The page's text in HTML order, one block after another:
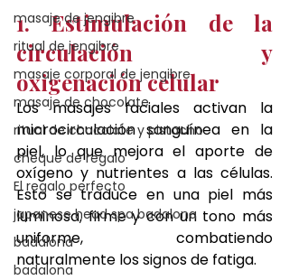
masaje de jengibre
ritual de jengibre
masaje corporal de jengibre
masaje de chocolate
ritual de chocolate y pistacho
cheque de regalo
El regalo perfecto
japanese head spa badalona
badalona
badalona
1. Estimulación de la
circulación y
oxigenación celular
Los masajes faciales activan la
microcirculación sanguínea en la
piel, lo que mejora el aporte de
oxígeno y nutrientes a las células.
Esto se traduce en una piel más
luminosa, firme y con un tono más
uniforme, combatiendo
naturalmente los signos de fatiga.